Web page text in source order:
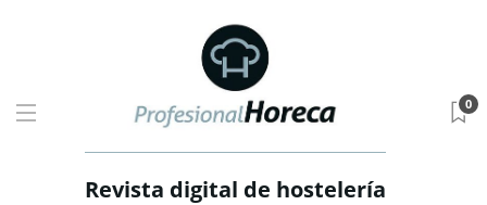
Revista digital de hostelería
0